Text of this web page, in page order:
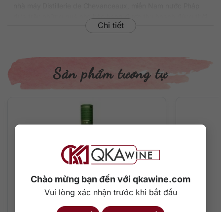
Chào mừng bạn đến với qkawine.com
Vui lòng xác nhận trước khi bắt đầu
dựa trên những quả nho hảo hạng được thu hoạch đúng thời
nghiệm làm vang từ thế kỷ 15. Người ta chọn giống nho
ngon nhất, kỹ thuật lên men lạnh cùng kỹ thuật ngâm ủ đặc
biệt để tạo nên kiểu vodka Ciroc Ultra Premium siêu êm
mượt.
Ciroc là tên gọi đầy ngụ ý chỉ độ cao tuyệt đẹp của những
vườn nho ngon nhất. Cime: đỉnh cao kết hợp cùng Rohce, đá
gợi ý đến bức tường đá thời trung cổ, Cordes-sur-Ciel. Tại
2.500.000 đồng/chaitùy nhà cung cấp và
thời điểm mua sắm.
Thông tin chi tiết về rượu
Chi tiết
Sản phẩm tương tự